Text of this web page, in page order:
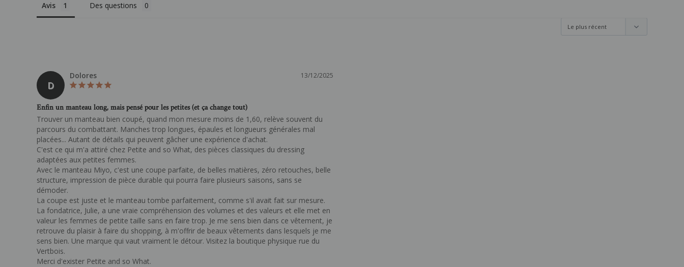
Avis Des questions
D
13/12/2025
Dolores
Enfin un manteau long, mais pensé pour les petites (et ça change tout)
Trouver un manteau bien coupé, quand mon mesure moins de 1,60, relève souvent du
parcours du combattant. Manches trop longues, épaules et longueurs générales mal
placées... Autant de détails qui peuvent gâcher une expérience d'achat.
C'est ce qui m'a attiré chez Petite and so What, des pièces classiques du dressing
adaptées aux petites femmes.
Avec le manteau Miyo, c'est une coupe parfaite, de belles matières, zéro retouches, belle
structure, impression de pièce durable qui pourra faire plusieurs saisons, sans se
démoder.
La coupe est juste et le manteau tombe parfaitement, comme s'il avait fait sur mesure.
La fondatrice, Julie, a une vraie compréhension des volumes et des valeurs et elle met en
valeur les femmes de petite taille sans en faire trop. Je me sens bien dans ce vêtement, je
retrouve du plaisir à faire du shopping, à m'offrir de beaux vêtements dans lesquels je me
sens bien. Une marque qui vaut vraiment le détour. Visitez la boutique physique rue du
Vertbois.
Merci d'exister Petite and so What.